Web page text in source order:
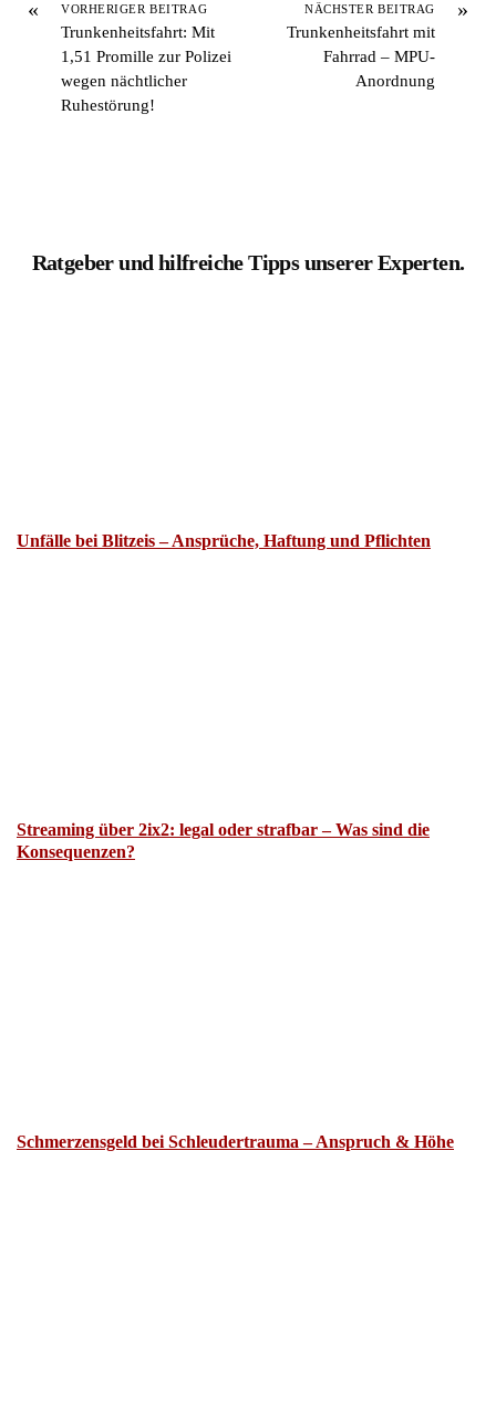
« VORHERIGER BEITRAG
Trunkenheitsfahrt: Mit
1,51 Promille zur Polizei
wegen nächtlicher
Ruhestörung!
»
NÄCHSTER BEITRAG
Trunkenheitsfahrt mit
Fahrrad – MPU-
Anordnung
Ratgeber und hilfreiche Tipps unserer Experten.
Unfälle bei Blitzeis – Ansprüche, Haftung und Pflichten
Streaming über 2ix2: legal oder strafbar – Was sind die
Konsequenzen?
Schmerzensgeld bei Schleudertrauma – Anspruch & Höhe